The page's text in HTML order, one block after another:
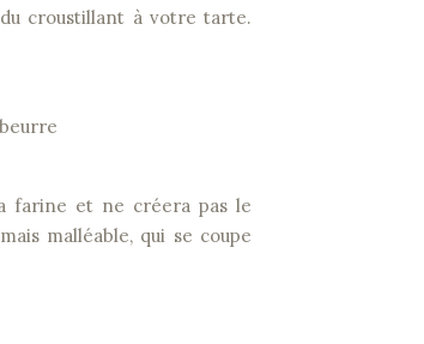
croustillant à votre tarte.
farine et ne créera pas le
malléable, qui se coupe